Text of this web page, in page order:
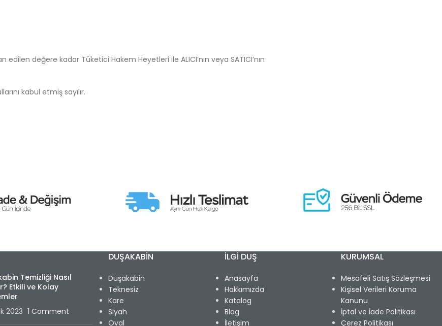
değere kadar Tüketici Hakem Heyetleri ile ALICI’nın veya SATICI’nın
kabul etmiş sayılır.
Temizliği Nasıl
Etkili ve Kolay
2023 1 Comment
DUŞAKABİN
Duşakabin
Teknesiz
Kare
Siyah
Oval
İLGİ DUŞ
Anasayfa
Hakkımızda
Katalog
Blog
İletişim
KURUMSAL
Mesafeli Satış Sözleşmesi
Kişisel Verileri Koruma
Kanunu
İptal ve İade Politikası
Çerez Politikası